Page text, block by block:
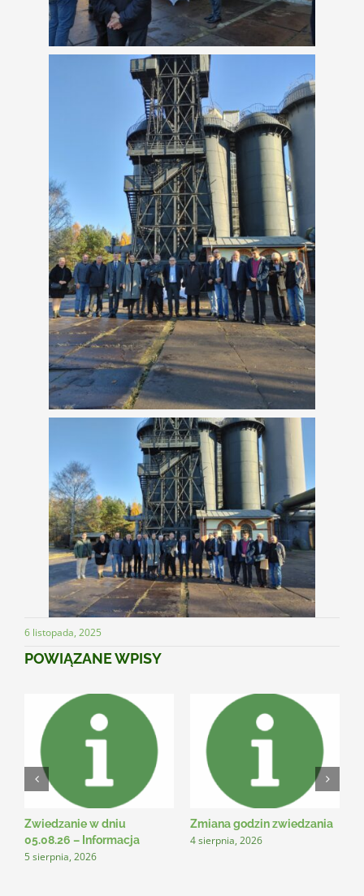
6 listopada, 2025
POWIĄZANE WPISY
Zwiedzanie w dniu
05.08.26 – Informacja
5 sierpnia, 2026
Zmiana godzin zwiedzania
4 sierpnia, 2026